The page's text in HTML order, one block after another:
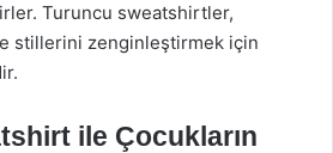
Turuncu sweatshirtler,
stillerini zenginleştirmek için
ile Çocukların